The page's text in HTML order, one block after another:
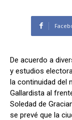
De acuerdo a
y estudios
la continuidad del
Gallardista al
Soledad de
se prevé que la